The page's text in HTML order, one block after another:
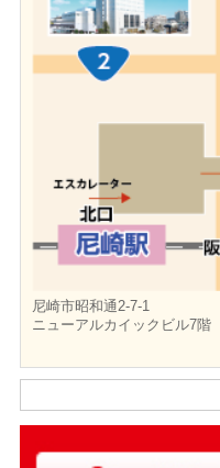
尼崎市昭和通2-7-1
ニューアルカイックビル7階